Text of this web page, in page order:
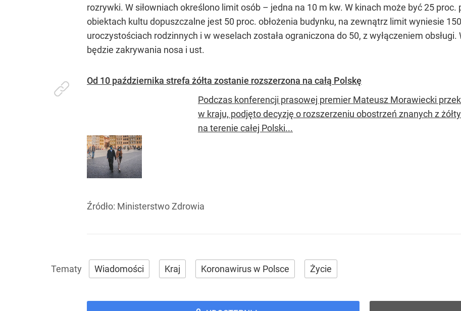
rozrywki. W siłowniach określono limit osób – jedna na 10 m kw. W kinach może być 25 proc.
obiektach kultu dopuszczalne jest 50 proc. obłożenia budynku, na zewnątrz limit wyniesie
uroczystościach rodzinnych i w weselach została ograniczona do 50, z wyłączeniem
będzie zakrywania nosa i ust.
Od 10 października strefa żółta zostanie rozszerzona na całą Polskę
Podczas konferencji prasowej premier Mateusz Morawiecki
w kraju, podjęto decyzję o rozszerzeniu obostrzeń znanych z
na terenie całej Polski...
Źródło: Ministerstwo Zdrowia
Wiadomości Kraj Koronawirus w Polsce Życie